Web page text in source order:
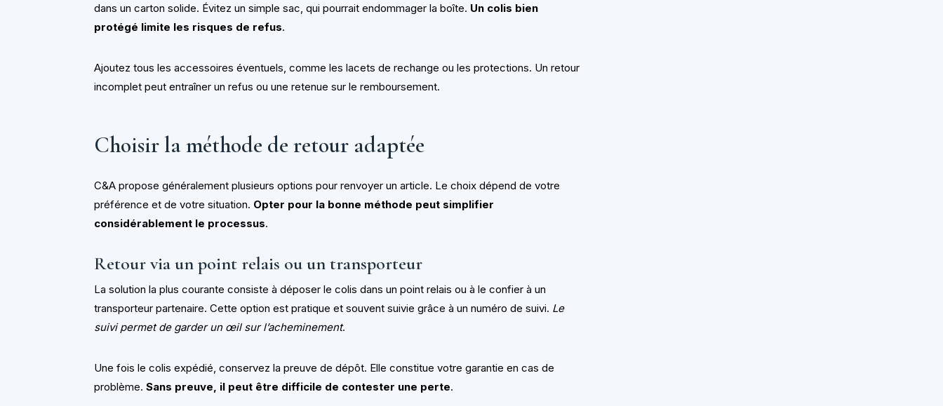
dans un carton solide. Évitez un simple sac, qui pourrait endommager la boîte. Un colis bien
protégé limite les risques de refus.
Ajoutez tous les accessoires éventuels, comme les lacets de rechange ou les protections. Un retour
incomplet peut entraîner un refus ou une retenue sur le remboursement.
Choisir la méthode de retour adaptée
C&A propose généralement plusieurs options pour renvoyer un article. Le choix dépend de votre
préférence et de votre situation. Opter pour la bonne méthode peut simplifier
considérablement le processus.
Retour via un point relais ou un transporteur
La solution la plus courante consiste à déposer le colis dans un point relais ou à le confier à un
transporteur partenaire. Cette option est pratique et souvent suivie grâce à un numéro de suivi. Le
suivi permet de garder un œil sur l’acheminement.
Une fois le colis expédié, conservez la preuve de dépôt. Elle constitue votre garantie en cas de
problème.Sans preuve, il peut être difficile de contester une perte.